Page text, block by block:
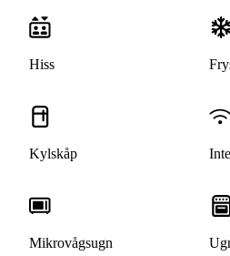
Hiss
Kylskåp
Mikrovågsugn